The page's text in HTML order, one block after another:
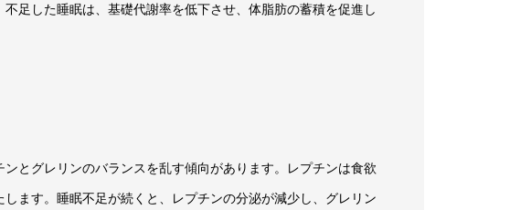
足した睡眠は、基礎代謝率を低下させ、体脂肪の蓄積を促進し
とグレリンのバランスを乱す傾向があります。レプチンは食欲
ます。睡眠不足が続くと、レプチンの分泌が減少し、グレリン